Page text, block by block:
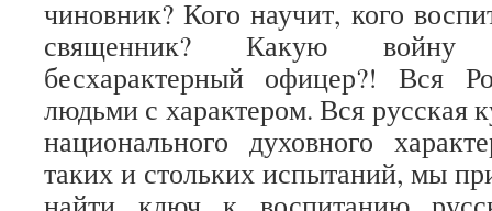
чиновник? Кого научит, кого
священник? Какую войну
бесхарактерный офицер?! Вся
людьми с характером. Вся русская
национального духовного
таких и стольких испытаний, мы